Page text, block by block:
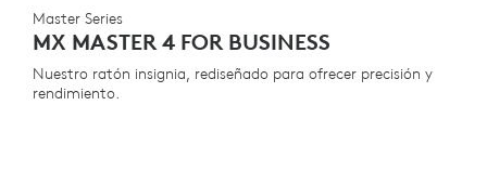
Master Series
MX MASTER 4 FOR BUSINESS
Nuestro ratón insignia, rediseñado para ofrecer precisión y
rendimiento.